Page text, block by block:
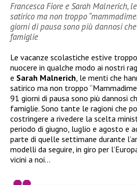
Francesca Fiore e Sarah Malnerich,
satirico ma non troppo
giorni di pausa sono più dannosi
famiglie
Le vacanze scolastiche estive
nuocere in qualche modo ai nostri
e Sarah Malnerich, le menti che
satirico ma non troppo
91 giorni di pausa sono più dannosi
famiglie. Sono tante le ragioni che
costringere a rivedere la scelta
periodo di giugno, luglio e agosto e
parte di quelle settimane durante
modelli da seguire, in giro per
vicini a noi…